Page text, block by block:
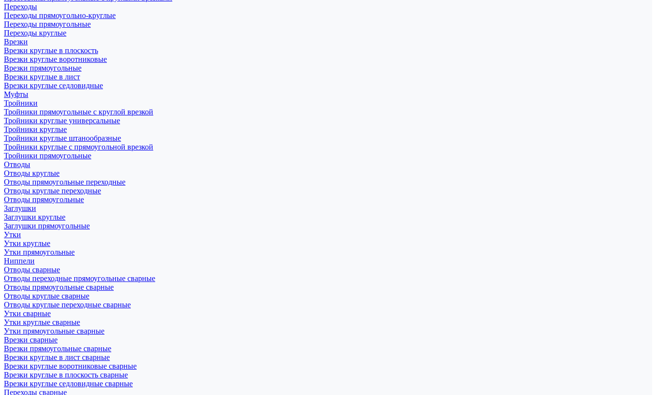
Переходы
Переходы прямоугольно-круглые
Переходы прямоугольные
Переходы круглые
Врезки
Врезки круглые в плоскость
Врезки круглые воротниковые
Врезки прямоугольные
Врезки круглые в лист
Врезки круглые седловидные
Муфты
Тройники
Тройники прямоугольные с круглой врезкой
Тройники круглые универсальные
Тройники круглые
Тройники круглые штанообразные
Тройники круглые с прямоугольной врезкой
Тройники прямоугольные
Отводы
Отводы круглые
Отводы прямоугольные переходные
Отводы круглые переходные
Отводы прямоугольные
Заглушки
Заглушки круглые
Заглушки прямоугольные
Утки
Утки круглые
Утки прямоугольные
Ниппели
Отводы сварные
Отводы переходные прямоугольные сварные
Отводы прямоугольные сварные
Отводы круглые сварные
Отводы круглые переходные сварные
Утки сварные
Утки круглые сварные
Утки прямоугольные сварные
Врезки сварные
Врезки прямоугольные сварные
Врезки круглые в лист сварные
Врезки круглые воротниковые сварные
Врезки круглые в плоскость сварные
Врезки круглые седловидные сварные
Переходы сварные